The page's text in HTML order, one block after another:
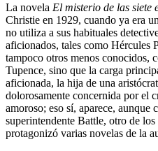
La novela El misterio de las siete
Christie en 1929, cuando ya era
no utiliza a sus habituales
aficionados, tales como Hércules
tampoco otros menos conocidos,
Tupence, sino que la carga
aficionada, la hija de una
dolorosamente concernida por el
amoroso; eso sí, aparece, aunque
superintendente Battle, otro de
protagonizó varias novelas de la